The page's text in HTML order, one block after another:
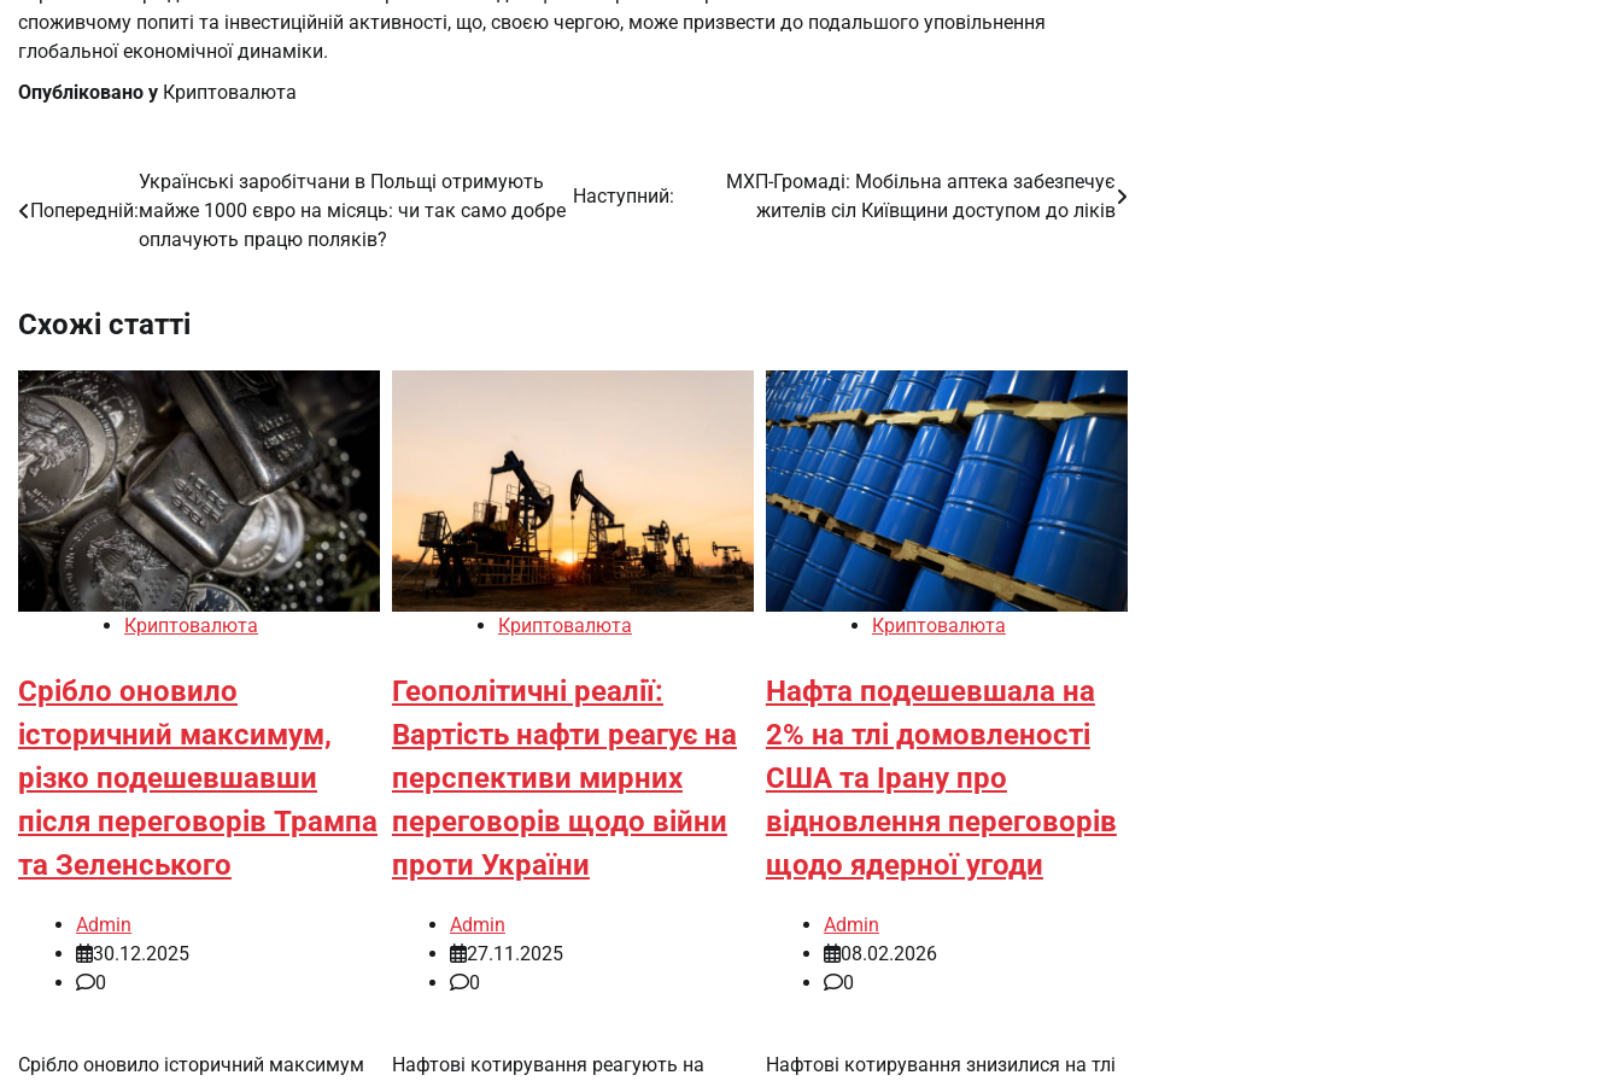
споживчому попиті та інвестиційній активності, що, своєю чергою, може призвести до подальшого уповільнення
глобальної економічної динаміки.
Опубліковано у Криптовалюта
Навігація
записів
Попередній:
Українські заробітчани в Польщі отримують
майже 1000 євро на місяць: чи так само добре
оплачують працю поляків?
Наступний:
МХП-Громаді: Мобільна аптека забезпечує
жителів сіл Київщини доступом до ліків
Схожі статті
Криптовалюта
Срібло оновило
історичний максимум,
різко подешевшавши
після переговорів Трампа
та Зеленського
Admin
30.12.2025
0
Срібло оновило історичний максимум
Криптовалюта
Геополітичні реалії:
Вартість нафти реагує на
перспективи мирних
переговорів щодо війни
проти України
Admin
27.11.2025
0
Нафтові котирування реагують на
Криптовалюта
Нафта подешевшала на
2% на тлі домовленості
США та Ірану про
відновлення переговорів
щодо ядерної угоди
Admin
08.02.2026
0
Нафтові котирування знизилися на тлі